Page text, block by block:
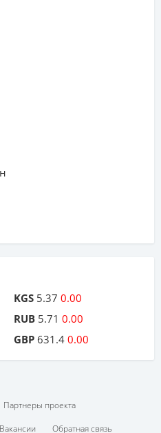
KGS 5.37 0.00
RUB 5.71 0.00
GBP 631.4 0.00
Партнеры проекта
Вакансии Обратная связь